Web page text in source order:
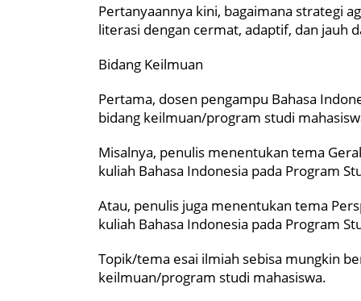
Pertanyaannya kini, bagaimana strategi
literasi dengan cermat, adaptif, dan jauh
Bidang Keilmuan
Pertama, dosen pengampu Bahasa
bidang keilmuan/program studi
Misalnya, penulis menentukan tema
kuliah Bahasa Indonesia pada Program
Atau, penulis juga menentukan tema
kuliah Bahasa Indonesia pada Program
Topik/tema esai ilmiah sebisa mungkin
keilmuan/program studi mahasiswa.